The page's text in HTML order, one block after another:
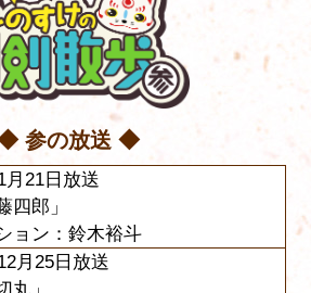
参の放送 ◆
月21日放送
四郎」
ョン：鈴木裕斗
月25日放送